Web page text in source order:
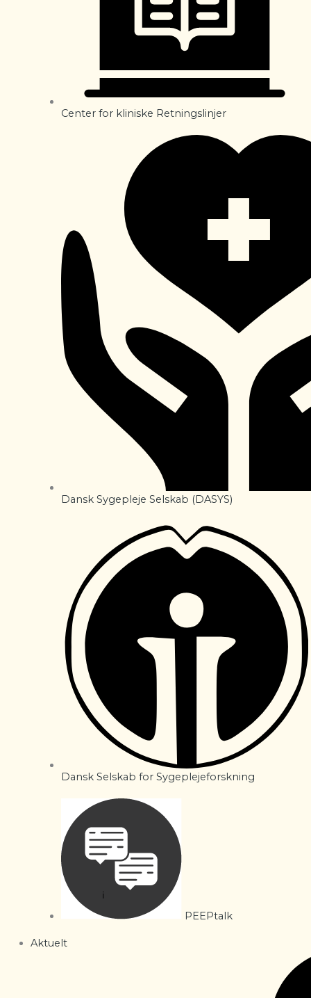
Center for kliniske Retningslinjer
Dansk Sygepleje Selskab (DASYS)
Dansk Selskab for Sygeplejeforskning
PEEPtalk
Aktuelt